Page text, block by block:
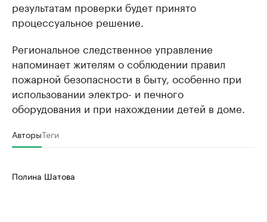
продавцы медийной продукции
Ознакомьтесь с информацией в каталоге
результатам проверки будет принято
процессуальное решение.
Региональное следственное управление
напоминает жителям о соблюдении правил
пожарной безопасности в быту, особенно при
использовании электро- и печного
оборудования и при нахождении детей в доме.
АвторыТеги
Полина Шатова